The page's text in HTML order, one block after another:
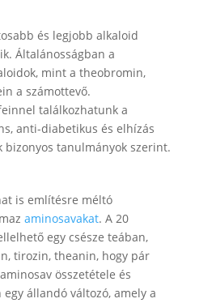
és legjobb alkaloid
Általánosságban a
mint a theobromin,
a számottevő.
találkozhatunk a
anti-diabetikus és elhízás
tanulmányok szerint.
is említésre méltó
aminosavakat. A 20
egy csésze teában,
tirozin, theanin, hogy pár
összetétele és
állandó változó, amely a